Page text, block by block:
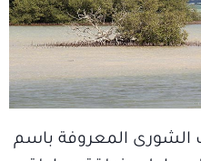
الشورى المعروفة باسم